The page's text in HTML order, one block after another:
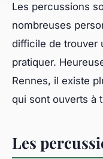
Les percussions
nombreuses
difficile de trouver
pratiquer.
Rennes, il existe
qui sont ouverts à
Les